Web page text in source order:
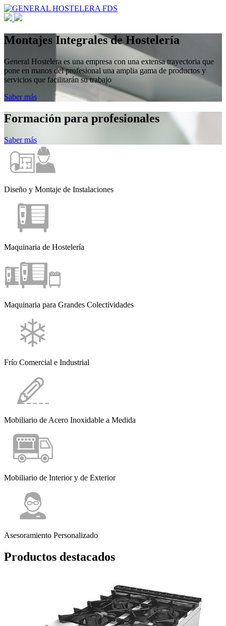
Montajes Integrales de Hostelería
General Hostelera es una empresa con una extensa trayectoria que
pone en manos del profesional una amplia gama de productos y
servicios que facilitarán su trabajo
Saber más
Formación para profesionales
Saber más
Diseño y Montaje de Instalaciones
Maquinaria de Hostelería
Maquinaria para Grandes Colectividades
Frío Comercial e Industrial
Mobiliario de Acero Inoxidable a Medida
Mobiliario de Interior y de Exterior
Asesoramiento Personalizado
Productos destacados